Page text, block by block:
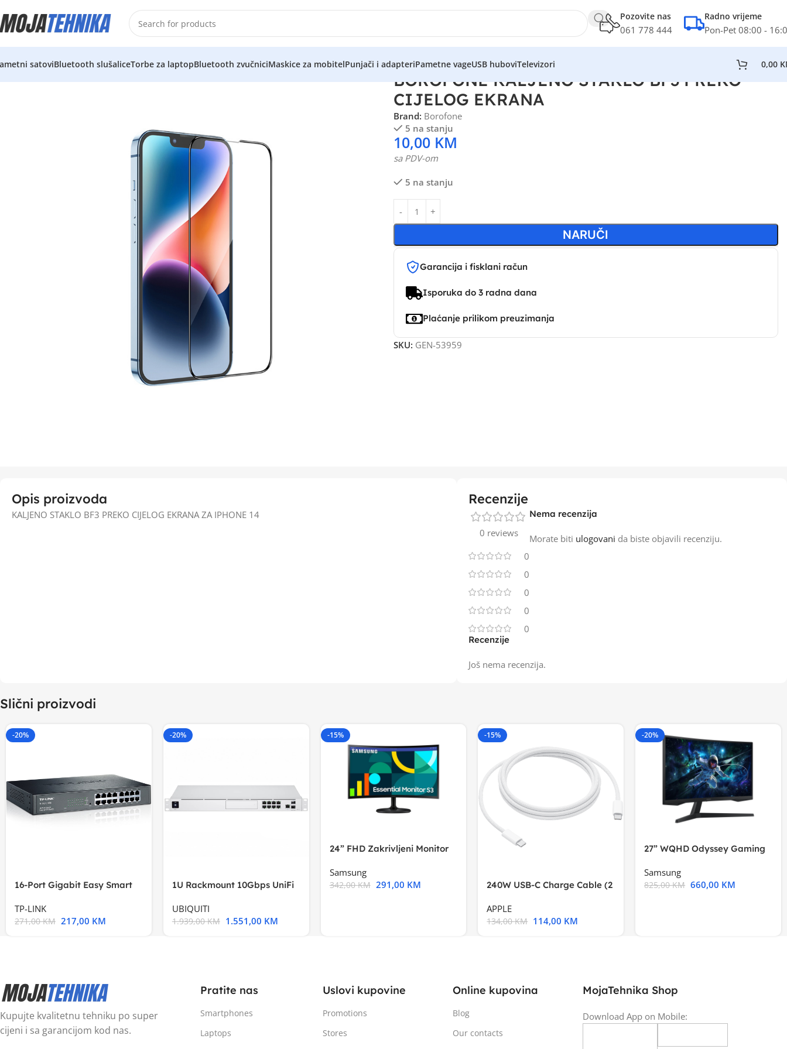
Pozovite nas
061 778 444
Radno vrijeme
Pon-Pet 08:00 -
satoviBluetooth slušaliceTorbe za laptopBluetooth zvučniciMaskice za mobitelPunjači i adapteriPametne vageUSB huboviTelevizori 0,00
BOROFONE KALJENO STAKLO BF3 PREKO
CIJELOG EKRANA
Brand: Borofone
5 na stanju
10,00 KM
sa PDV-om
5 na stanju
NARUČI
Garancija i fisklani račun
Isporuka do 3 radna dana
Plaćanje prilikom preuzimanja
SKU: GEN-53959
Opis proizvoda
KALJENO STAKLO BF3 PREKO CIJELOG EKRANA ZA IPHONE 14
Recenzije
0 reviews
0
0
0
0
0
Recenzije
Još nema recenzija.
Nema recenzija
Morate biti ulogovani da biste objavili recenziju.
Slični proizvodi
-20%
16-Port Gigabit Easy Smart
TP-LINK
271,00KM 217,00 KM
-20%
1U Rackmount 10Gbps UniFi
UBIQUITI
1.939,00KM 1.551,00 KM
-15%
24” FHD Zakrivljeni Monitor
Samsung
342,00KM 291,00 KM
-15%
240W USB-C Charge Cable (2
APPLE
134,00KM 114,00 KM
-20%
27” WQHD Odyssey Gaming
Samsung
825,00KM 660,00 KM
Kupujte kvalitetnu tehniku po super
cijeni i sa garancijom kod nas.
Pratite nas
Smartphones
Laptops
Uslovi kupovine
Promotions
Stores
Online kupovina
Blog
Our contacts
MojaTehnika Shop
Download App on Mobile: